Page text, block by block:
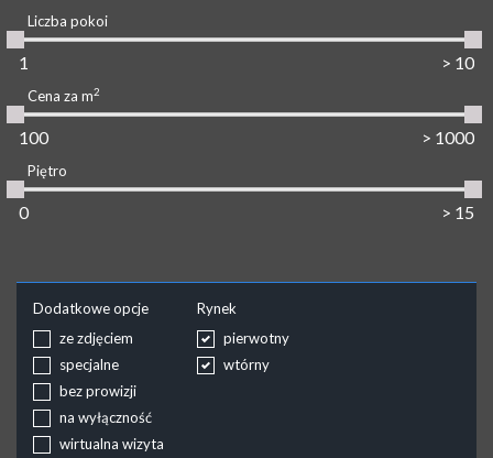
Liczba pokoi
Cena za m2
Piętro
Dodatkowe opcje
ze zdjęciem
specjalne
bez prowizji
na wyłączność
wirtualna wizyta
Rynek
pierwotny
wtórny